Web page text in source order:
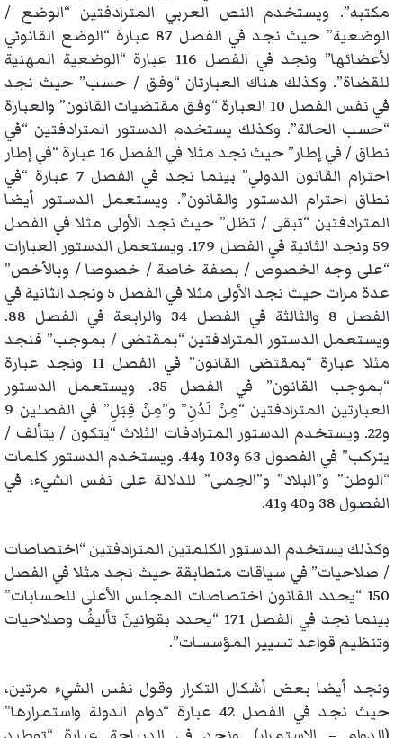
مكتبه”. ويستخدم النص العربي المترادفتين “الوضع /
الوضعية” حيث نجد في الفصل 87 عبارة “الوضع القانوني
لأعضائها” ونجد في الفصل 116 عبارة “الوضعية المهنية
للقضاة”. وكذلك هناك العبارتان “وفق / حسب” حيث نجد
في نفس الفصل 10 العبارة “وفق مقتضيات القانون” والعبارة
“حسب الحالة”. وكذلك يستخدم الدستور المترادفتين “في
نطاق / في إطار” حيث نجد مثلا في الفصل 16 عبارة “في إطار
احترام القانون الدولي” بينما نجد في الفصل 7 عبارة “في
نطاق احترام الدستور والقانون”. ويستعمل الدستور أيضا
المترادفتين “تبقى / تظل” حيث نجد الأولى مثلا في الفصل
59 ونجد الثانية في الفصل 179. ويستعمل الدستور العبارات
“على وجه الخصوص / بصفة خاصة / خصوصا / وبالأخص”
عدة مرات حيث نجد الأولى مثلا في الفصل 5 ونجد الثانية في
الفصل 8 والثالثة في الفصل 34 والرابعة في الفصل 88.
ويستعمل الدستور المترادفتين “بمقتضى / بموجب” فنجد
مثلا عبارة “بمقتضى القانون” في الفصل 11 ونجد عبارة
“بموجب القانون” في الفصل 35. ويستعمل الدستور
العبارتين المترادفتين “مِنْ لَدُنِ” و”مِنْ قِبَلِ” في الفصلين 9
و22. ويستخدم الدستور المترادفات الثلاث “يتكون / يتألف /
يتركب” في الفصول 63 و103 و44. ويستخدم الدستور كلمات
“الوطن” و”البلاد” و”الحِمى” للدلالة على نفس الشيء، في
الفصول 38 و40 و41.
وكذلك يستخدم الدستور الكلمتين المترادفتين “اختصاصات
/ صلاحيات” في سياقات متطابقة حيث نجد مثلا في الفصل
150 “يحدد القانون اختصاصات المجلس الأعلى للحسابات”
بينما نجد في الفصل 171 “يحدد بقوانينَ تأليفُ وصلاحيات
وتنظيم قواعد تسيير المؤسسات”.
ونجد أيضا بعض أشكال التكرار وقول نفس الشيء مرتين،
حيث نجد في الفصل 42 عبارة “دوام الدولة واستمرارها”